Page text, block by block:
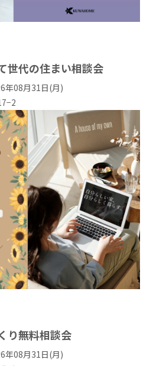
世代の住まい相談会
年08月31日(月)
り無料相談会
年08月31日(月)